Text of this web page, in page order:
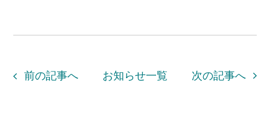
前の記事へ お知らせ一覧 次の記事へ